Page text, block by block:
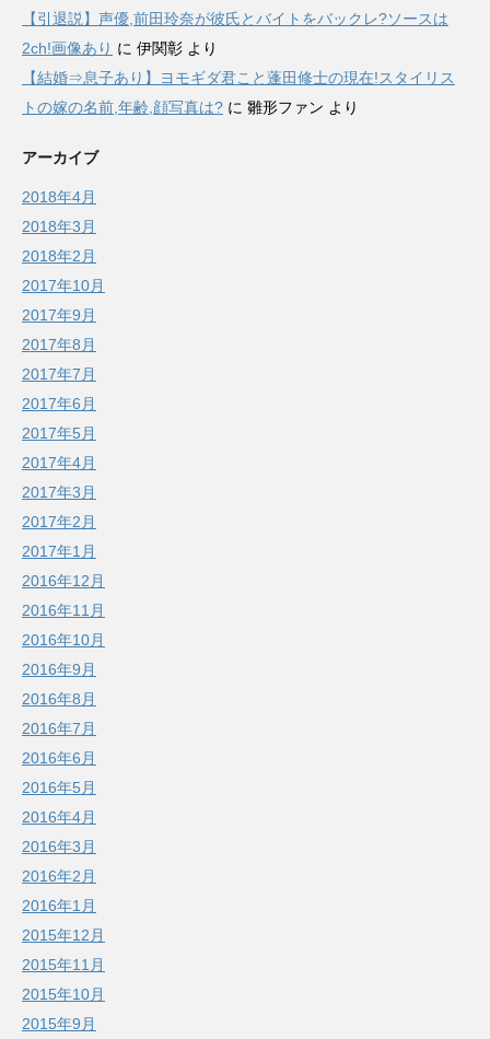
【引退説】声優,前田玲奈が彼氏とバイトをバックレ?ソースは
2ch!画像あり に 伊関彰 より
【結婚⇒息子あり】ヨモギダ君こと蓬田修士の現在!スタイリス
トの嫁の名前,年齢,顔写真は? に 雛形ファン より
アーカイブ
2018年4月
2018年3月
2018年2月
2017年10月
2017年9月
2017年8月
2017年7月
2017年6月
2017年5月
2017年4月
2017年3月
2017年2月
2017年1月
2016年12月
2016年11月
2016年10月
2016年9月
2016年8月
2016年7月
2016年6月
2016年5月
2016年4月
2016年3月
2016年2月
2016年1月
2015年12月
2015年11月
2015年10月
2015年9月